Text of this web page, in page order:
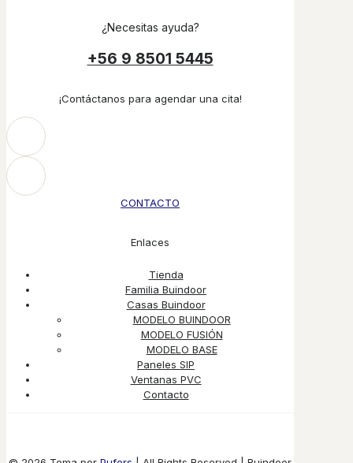
¿Necesitas ayuda?
+56 9 8501 5445
¡Contáctanos para agendar una cita!
CONTACTO
Enlaces
Tienda
Familia Buindoor
Casas Buindoor
MODELO BUINDOOR
MODELO FUSIÓN
MODELO BASE
Paneles SIP
Ventanas PVC
Contacto